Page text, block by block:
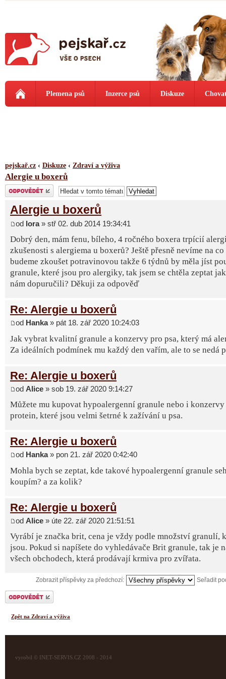
Plemena psů Inzerce psů Diskuze
pejskař.cz ‹ Diskuze ‹ Zdraví a výživa
Alergie u boxerů
Odeslat odpověď
Alergie u boxerů
od lora» stř 02. dub 2014 19:34:41
Dobrý den, mám fenu, bíleho, 4 ročného boxera trpícií
zkušenosti s alergiema u boxerů? Ještě přesně nevíme na
budeme zkoušet potravinovou takže 6 týdnů by měla jíst
granule, které jsou pro alergiky, tak jsem se chtěla zeptat
nám dopuručili? Děkuji za odpověď
Re: Alergie u boxerů
od Hanka» pát 18. zář 2020 10:24:03
Jak vybrat kvalitní granule a konzervy pro psa, který má
Za ideálních podmínek mu každý den vařím, ale to se nedá
Re: Alergie u boxerů
od Alice » sob 19. zář 2020 9:14:27
Můžete mu kupovat hypoalergenní granule nebo i
protein, které jsou velmi šetrné k zažívání u psa.
Re: Alergie u boxerů
od Hanka» pon 21. zář 2020 0:42:40
Mohla bych se zeptat, kde takové hypoalergenní granule
koupím? a za kolik?
Re: Alergie u boxerů
od Alice » úte 22. zář 2020 21:51:51
Vyrábí je značka brit, cena je vždy podle množství granulí,
jsou. Pokud si napíšete do vyhledávače Brit granule, tak je
všech obchodech, která prodávají krmiva pro zvířata.
Zobrazit příspěvky za předchozí: Seřadit
Odeslat odpověď
Zpět na Zdraví a výživa
vyrobil © INET-SERVIS.CZ 2008 - 2014